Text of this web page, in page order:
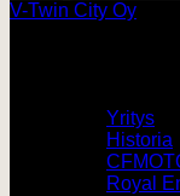
V-Twin City Oy
Yritys
Historia
Royal